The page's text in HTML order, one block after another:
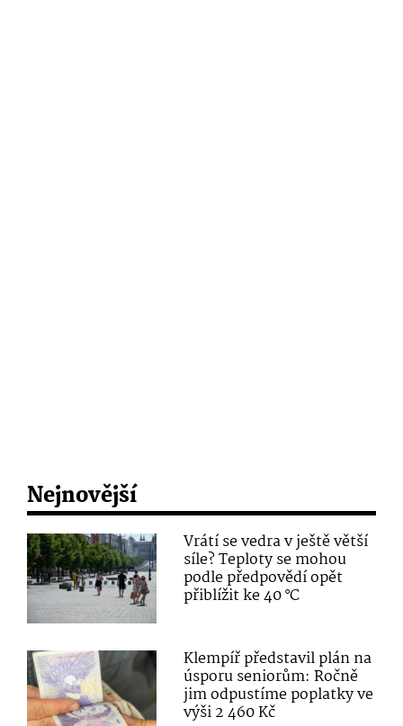
Nejnovější
Vrátí se vedra v ještě větší
síle? Teploty se mohou
podle předpovědí opět
přiblížit ke 40 °C
Klempíř představil plán na
úsporu seniorům: Ročně
jim odpustíme poplatky ve
výši 2 460 Kč